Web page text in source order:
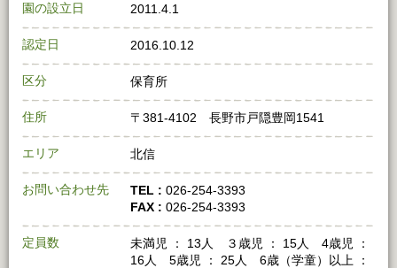
園の設立日 2011.4.1
認定日 2016.10.12
区分 保育所
住所 〒381-4102 長野市戸隠豊岡1541
エリア 北信
お問い合わせ先 TEL : 026-254-3393
FAX : 026-254-3393
定員数
未満児 ： 13人 ３歳児 ： 15人 4歳児 ：
16人 5歳児 ： 25人 6歳（学童）以上 ：